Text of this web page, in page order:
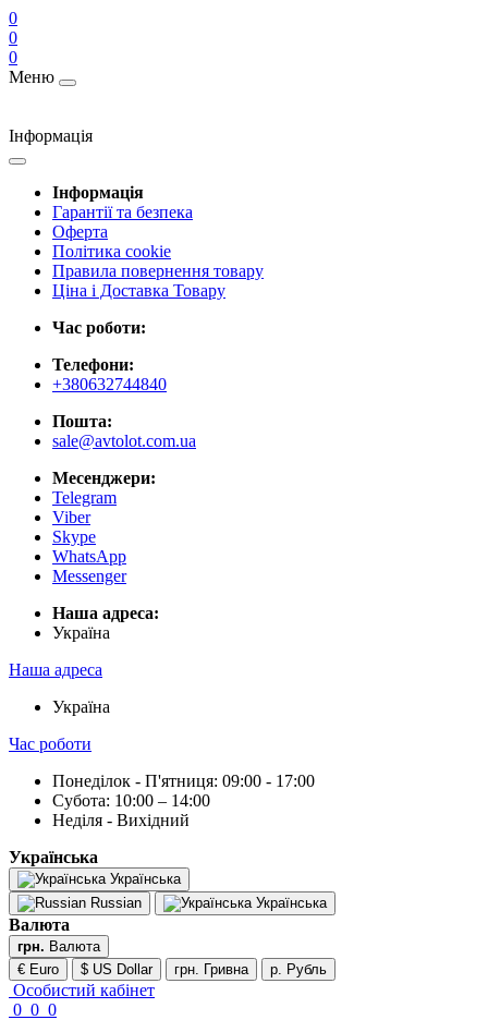
0
0
0
Меню
Інформація
Інформація
Гарантії та безпека
Оферта
Політика cookie
Правила повернення товару
Ціна і Доставка Товару
Час роботи:
Телефони:
+380632744840
Пошта:
sale@avtolot.com.ua
Месенджери:
Telegram
Viber
Skype
WhatsApp
Messenger
Наша адреса:
Українa
Наша адреса
Українa
Час роботи
Понеділок - П'ятниця: 09:00 - 17:00
Субота: 10:00 – 14:00
Неділя - Вихідний
Українська
Українська
Russian
Українська
Валюта
грн. Валюта
€ Euro
$ US Dollar грн. Гривна р. Рубль
Особистий кабінет
0 0 0